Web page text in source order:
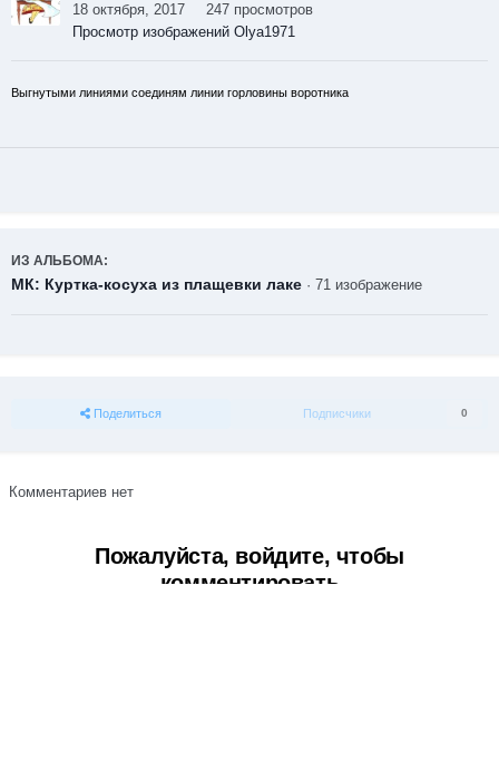
18 октября, 2017
247 просмотров
Просмотр изображений Olya1971
Выгнутыми линиями соединям линии горловины воротника
ИЗ АЛЬБОМА:
МК: Куртка-косуха из плащевки лаке · 71 изображение
Поделиться Подписчики 0
Комментариев нет
Пожалуйста, войдите, чтобы
комментировать